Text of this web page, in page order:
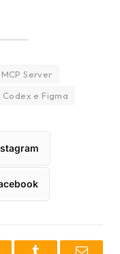
Server
Codex e Figma